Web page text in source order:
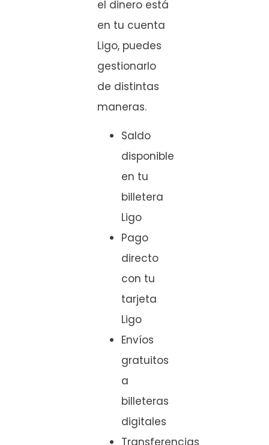
el dinero está
en tu cuenta
Ligo, puedes
gestionarlo
de distintas
maneras.
Saldo
disponible
en tu
billetera
Ligo
Pago
directo
con tu
tarjeta
Ligo
Envíos
gratuitos
a
billeteras
digitales